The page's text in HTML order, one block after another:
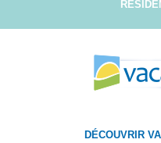
DÉCOUVRIR